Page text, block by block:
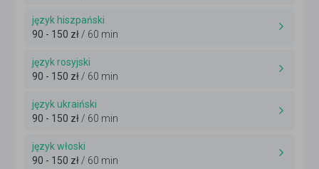
język hiszpański
90 - 150 zł/ 60 min
język rosyjski
90 - 150 zł/ 60 min
język ukraiński
90 - 150 zł/ 60 min
język włoski
90 - 150 zł/ 60 min